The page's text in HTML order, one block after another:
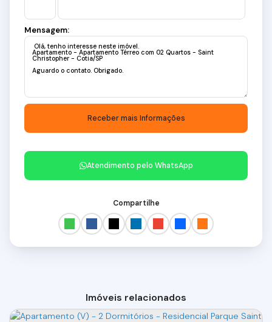
Mensagem:
Atendimento pelo WhatsApp
Compartilhe
Imóveis relacionados